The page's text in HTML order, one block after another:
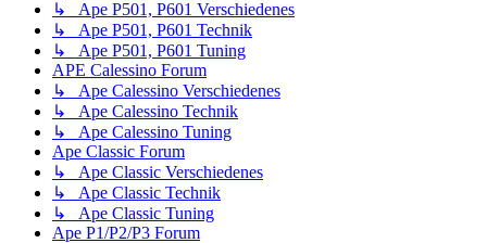
↳ Ape P501, P601 Verschiedenes
↳ Ape P501, P601 Technik
↳ Ape P501, P601 Tuning
APE Calessino Forum
↳ Ape Calessino Verschiedenes
↳ Ape Calessino Technik
↳ Ape Calessino Tuning
Ape Classic Forum
↳ Ape Classic Verschiedenes
↳ Ape Classic Technik
↳ Ape Classic Tuning
Ape P1/P2/P3 Forum